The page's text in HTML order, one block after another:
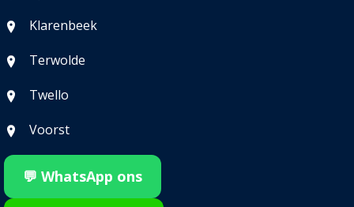
Klarenbeek
Terwolde
Twello
Voorst
💬 WhatsApp ons